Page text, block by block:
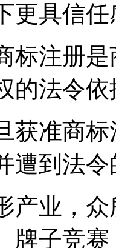
更具信任
标注册
的法令依
获准商
遭到法
产业，
牌子竞